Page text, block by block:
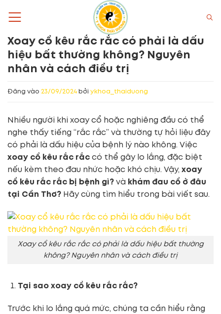
qua
dung
Xoay cổ kêu rắc rắc có phải là dấu
hiệu bất thường không? Nguyên
nhân và cách điều trị
Đăng vào 23/09/2024 bởi ykhoa_thaiduong
Nhiều người khi xoay cổ hoặc nghiêng đầu có thể
nghe thấy tiếng “rắc rắc” và thường tự hỏi liệu đây
có phải là dấu hiệu của bệnh lý nào không. Việc
xoay cổ kêu rắc rắc có thể gây lo lắng, đặc biệt
nếu kèm theo đau nhức hoặc khó chịu. Vậy, xoay
cổ kêu rắc rắc bị bệnh gì? và khám đau cổ ở đâu
tại Cần Thơ? Hãy cùng tìm hiểu trong bài viết sau.
Xoay cổ kêu rắc rắc có phải là dấu hiệu bất thường
không? Nguyên nhân và cách điều trị
Tại sao xoay cổ kêu rắc rắc?
Trước khi lo lắng quá mức, chúng ta cần hiểu rằng